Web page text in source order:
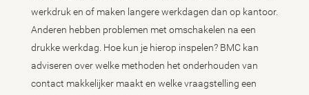
werkdruk en of maken langere werkdagen dan op kantoor.
Anderen hebben problemen met omschakelen na een
drukke werkdag. Hoe kun je hierop inspelen? BMC kan
adviseren over welke methoden het onderhouden van
contact makkelijker maakt en welke vraagstelling een